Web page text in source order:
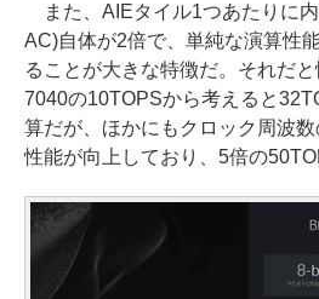
また、AIEタイル1つあたりに
AC)自体が2倍で、単純な演算性
ることが大きな特徴だ。それだ
7040の10TOPSから考えると
算だが、ほかにもクロック周波
性能が向上しており、5倍の